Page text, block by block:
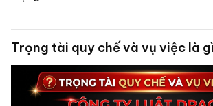
Trọng tài quy chế và vụ việc là